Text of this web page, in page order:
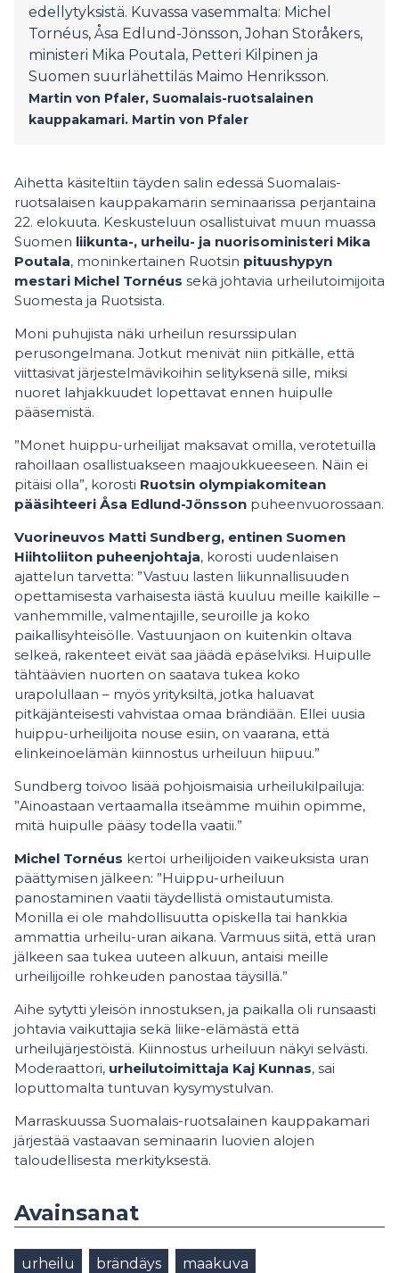
edellytyksistä. Kuvassa vasemmalta: Michel
Tornéus, Åsa Edlund-Jönsson, Johan Storåkers,
ministeri Mika Poutala, Petteri Kilpinen ja
Suomen suurlähettiläs Maimo Henriksson.
Martin von Pfaler, Suomalais-ruotsalainen
kauppakamari. Martin von Pfaler
Aihetta käsiteltiin täyden salin edessä Suomalais-
ruotsalaisen kauppakamarin seminaarissa perjantaina
22. elokuuta. Keskusteluun osallistuivat muun muassa
Suomen liikunta-, urheilu- ja nuorisoministeri Mika
Poutala, moninkertainen Ruotsin pituushypyn
mestari Michel Tornéus sekä johtavia urheilutoimijoita
Suomesta ja Ruotsista.
Moni puhujista näki urheilun resurssipulan
perusongelmana. Jotkut menivät niin pitkälle, että
viittasivat järjestelmävikoihin selityksenä sille, miksi
nuoret lahjakkuudet lopettavat ennen huipulle
pääsemistä.
”Monet huippu-urheilijat maksavat omilla, verotetuilla
rahoillaan osallistuakseen maajoukkueeseen. Näin ei
pitäisi olla”, korosti Ruotsin olympiakomitean
pääsihteeri Åsa Edlund-Jönsson puheenvuorossaan.
Vuorineuvos Matti Sundberg, entinen Suomen
Hiihtoliiton puheenjohtaja, korosti uudenlaisen
ajattelun tarvetta: ”Vastuu lasten liikunnallisuuden
opettamisesta varhaisesta iästä kuuluu meille kaikille –
vanhemmille, valmentajille, seuroille ja koko
paikallisyhteisölle. Vastuunjaon on kuitenkin oltava
selkeä, rakenteet eivät saa jäädä epäselviksi. Huipulle
tähtäävien nuorten on saatava tukea koko
urapolullaan – myös yrityksiltä, jotka haluavat
pitkäjänteisesti vahvistaa omaa brändiään. Ellei uusia
huippu-urheilijoita nouse esiin, on vaarana, että
elinkeinoelämän kiinnostus urheiluun hiipuu.”
Sundberg toivoo lisää pohjoismaisia urheilukilpailuja:
”Ainoastaan vertaamalla itseämme muihin opimme,
mitä huipulle pääsy todella vaatii.”
Michel Tornéus kertoi urheilijoiden vaikeuksista uran
päättymisen jälkeen: ”Huippu-urheiluun
panostaminen vaatii täydellistä omistautumista.
Monilla ei ole mahdollisuutta opiskella tai hankkia
ammattia urheilu-uran aikana. Varmuus siitä, että uran
jälkeen saa tukea uuteen alkuun, antaisi meille
urheilijoille rohkeuden panostaa täysillä.”
Aihe sytytti yleisön innostuksen, ja paikalla oli runsaasti
johtavia vaikuttajia sekä liike-elämästä että
urheilujärjestöistä. Kiinnostus urheiluun näkyi selvästi.
Moderaattori, urheilutoimittaja Kaj Kunnas, sai
loputtomalta tuntuvan kysymystulvan.
Marraskuussa Suomalais-ruotsalainen kauppakamari
järjestää vastaavan seminaarin luovien alojen
taloudellisesta merkityksestä.
Avainsanat
urheilu brändäys maakuva